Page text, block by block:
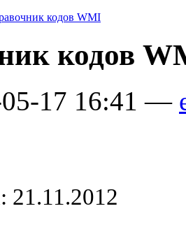
кодов WMI
кодов
17 16:41 —
21.11.2012